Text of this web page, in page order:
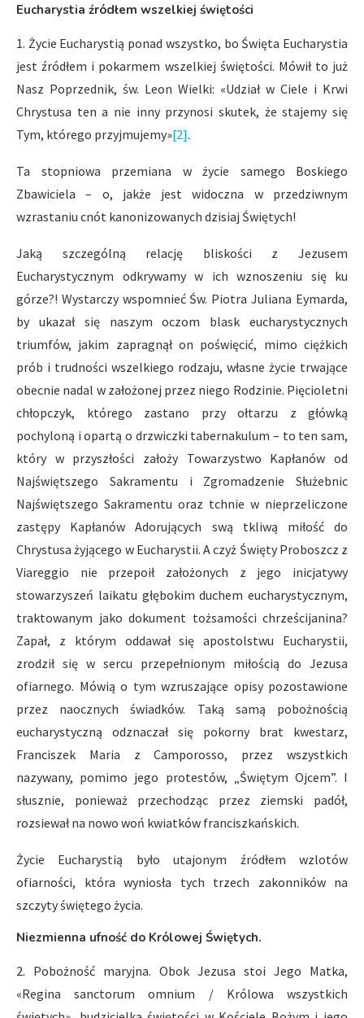
Eucharystia źródłem wszelkiej świętości
1. Życie Eucharystią ponad wszystko, bo Święta Eucharystia
jest źródłem i pokarmem wszelkiej świętości. Mówił to już
Nasz Poprzednik, św. Leon Wielki: «Udział w Ciele i Krwi
Chrystusa ten a nie inny przynosi skutek, że stajemy się
Tym, którego przyjmujemy»[2].
Ta stopniowa przemiana w życie samego Boskiego
Zbawiciela – o, jakże jest widoczna w przedziwnym
wzrastaniu cnót kanonizowanych dzisiaj Świętych!
Jaką szczególną relację bliskości z Jezusem
Eucharystycznym odkrywamy w ich wznoszeniu się ku
górze?! Wystarczy wspomnieć Św. Piotra Juliana Eymarda,
by ukazał się naszym oczom blask eucharystycznych
triumfów, jakim zapragnął on poświęcić, mimo ciężkich
prób i trudności wszelkiego rodzaju, własne życie trwające
obecnie nadal w założonej przez niego Rodzinie. Pięcioletni
chłopczyk, którego zastano przy ołtarzu z główką
pochyloną i opartą o drzwiczki tabernakulum – to ten sam,
który w przyszłości założy Towarzystwo Kapłanów od
Najświętszego Sakramentu i Zgromadzenie Służebnic
Najświętszego Sakramentu oraz tchnie w nieprzeliczone
zastępy Kapłanów Adorujących swą tkliwą miłość do
Chrystusa żyjącego w Eucharystii. A czyż Święty Proboszcz z
Viareggio nie przepoił założonych z jego inicjatywy
stowarzyszeń laikatu głębokim duchem eucharystycznym,
traktowanym jako dokument tożsamości chrześcijanina?
Zapał, z którym oddawał się apostolstwu Eucharystii,
zrodził się w sercu przepełnionym miłością do Jezusa
ofiarnego. Mówią o tym wzruszające opisy pozostawione
przez naocznych świadków. Taką samą pobożnością
eucharystyczną odznaczał się pokorny brat kwestarz,
Franciszek Maria z Camporosso, przez wszystkich
nazywany, pomimo jego protestów, „Świętym Ojcem”. I
słusznie, ponieważ przechodząc przez ziemski padół,
rozsiewał na nowo woń kwiatków franciszkańskich.
Życie Eucharystią było utajonym źródłem wzlotów
ofiarności, która wyniosła tych trzech zakonników na
szczyty świętego życia.
Niezmienna ufność do Królowej Świętych.
2. Pobożność maryjna. Obok Jezusa stoi Jego Matka,
«Regina sanctorum omnium / Królowa wszystkich